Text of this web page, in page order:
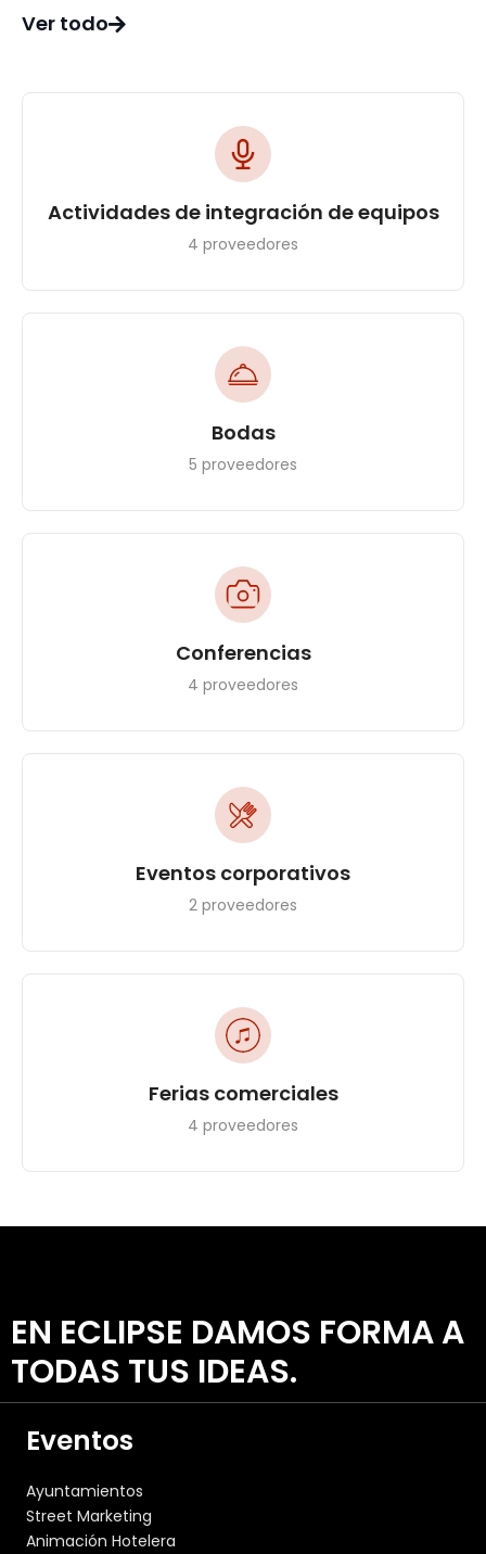
Ver todo
Actividades de integración de equipos
4 proveedores
Bodas
5 proveedores
Conferencias
4 proveedores
Eventos corporativos
2 proveedores
Ferias comerciales
4 proveedores
EN ECLIPSE DAMOS FORMA A
TODAS TUS IDEAS.
Eventos
Ayuntamientos
Street Marketing
Animación Hotelera